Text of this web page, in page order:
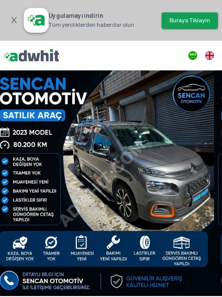
Uygulamayı indirin
Tüm yeniliklerden haberdar olun
Buraya Tıklayın